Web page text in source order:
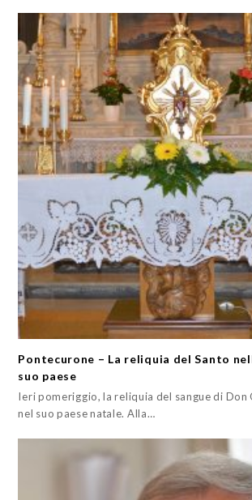
Pontecurone – La reliquia del Santo
suo paese
Ieri pomeriggio, la reliquia del sangue di Don
nel suo paese natale. Alla…